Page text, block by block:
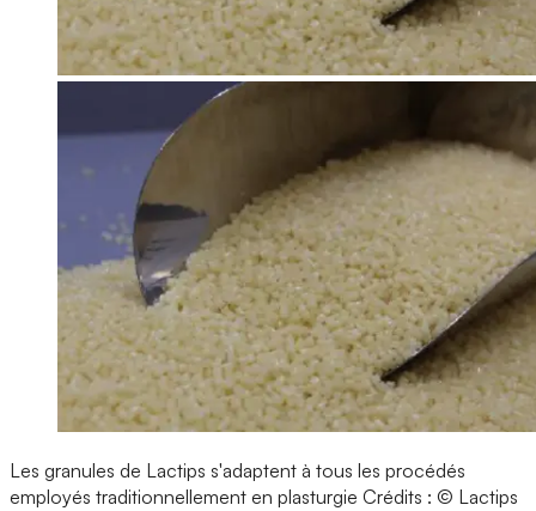
Les granules de Lactips s'adaptent à tous les procédés
employés traditionnellement en plasturgie Crédits : © Lactips